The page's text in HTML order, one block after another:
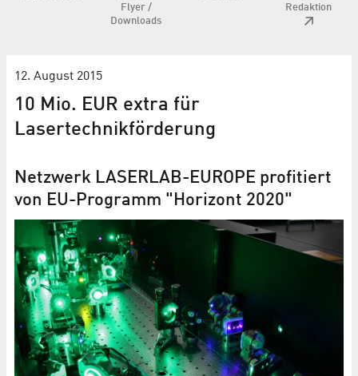
Flyer /
Downloads
Redaktion
12. August 2015
10 Mio. EUR extra für
Lasertechnikförderung
Netzwerk LASERLAB-EUROPE profitiert
von EU-Programm "Horizont 2020"